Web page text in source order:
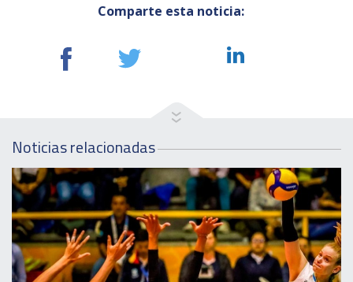
Comparte esta noticia:
Noticias relacionadas